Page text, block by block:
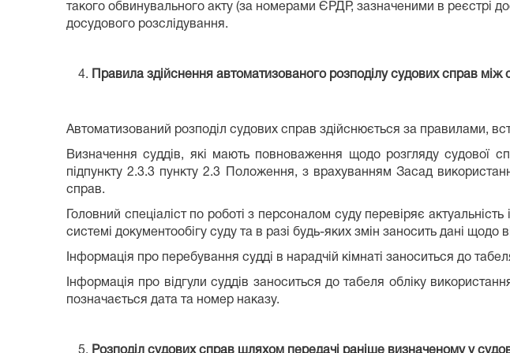
такого обвинувального акту (за номерами ЄРДР, зазначеними в реєстрі
досудового розслідування.
Правила здійснення автоматизованого розподілу судових справ між
Автоматизований розподіл судових справ здійснюється за правилами,
Визначення суддів, які мають повноваження щодо розгляду судової
підпункту 2.3.3 пункту 2.3 Положення, з врахуванням Засад
справ.
Головний спеціаліст по роботі з персоналом суду перевіряє
системі документообігу суду та в разі будь-яких змін заносить дані щодо
Інформація про перебування судді в нарадчій кімнаті заноситься до
Інформація про відгули суддів заноситься до табеля обліку
позначається дата та номер наказу.
Розподіл судових справ шляхом передачі раніше визначеному у